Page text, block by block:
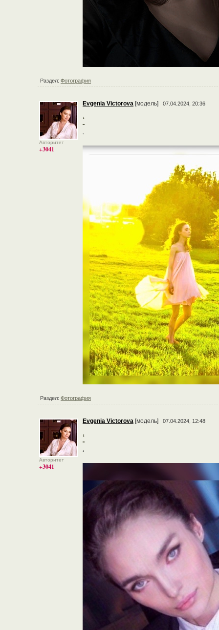
Раздел: Фотография
Авторитет
+3041
Evgenia Victorova [модель] 07.04.2024, 20:36
‘
‘
Раздел: Фотография
Авторитет
+3041
Evgenia Victorova [модель] 07.04.2024, 12:48
‘
‘